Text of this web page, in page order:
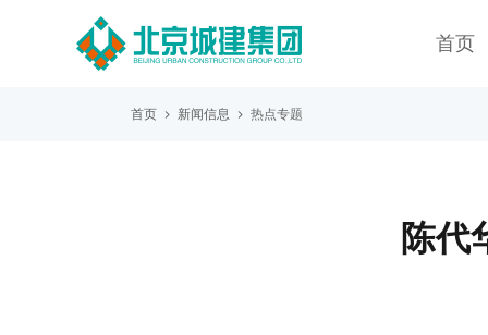
首页
首页 新闻信息 热点专题
陈代